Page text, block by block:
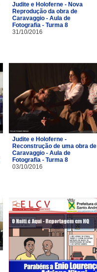
Judite e Holoferne - Nova
Reprodução da obra de
Caravaggio - Aula de
Fotografia - Turma 8
31/10/2016
Judite e Holoferne -
Reconstrução de uma obra de
Caravaggio - Aula de
Fotografia - Turma 8
03/10/2016